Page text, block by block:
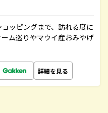
ッピングまで、訪れる度に
ム巡りやマウイ産おみやげ
詳細を見る